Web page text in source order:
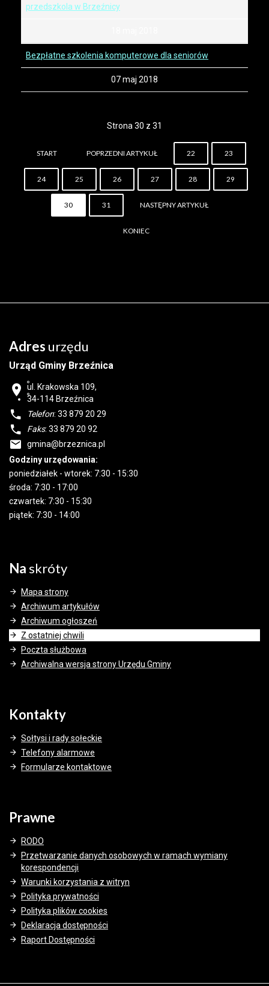
przedszkola w Brzeźnicy
Bezpłatne szkolenia komputerowe dla seniorów
07 maj 2018
Strona 30 z 31
START POPRZEDNI ARTYKUŁ 22 23
24 25 26 27 28 29
30 31 NASTĘPNY ARTYKUŁ
KONIEC
Adres urzędu
Urząd Gminy Brzeźnica
ul. Krakowska 109,
34-114 Brzeźnica
Telefon: 33 879 20 29
Faks: 33 879 20 92
gmina@brzeznica.pl
Godziny urzędowania:
poniedziałek - wtorek: 7:30 - 15:30
środa: 7:30 - 17:00
czwartek: 7:30 - 15:30
piątek: 7:30 - 14:00
Naskróty
Mapa strony
Archiwum artykułów
Archiwum ogłoszeń
Z ostatniej chwili
Poczta służbowa
Archiwalna wersja strony Urzędu Gminy
Kontakty
Sołtysi i rady sołeckie
Telefony alarmowe
Formularze kontaktowe
Prawne
RODO
Przetwarzanie danych osobowych w ramach wymiany
korespondencji
Warunki korzystania z witryn
Polityka prywatności
Polityka plików cookies
Deklaracja dostępności
Raport Dostępności